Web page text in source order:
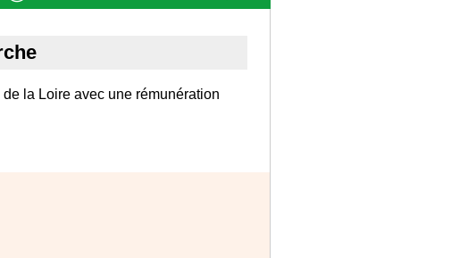
la Loire avec une rémunération